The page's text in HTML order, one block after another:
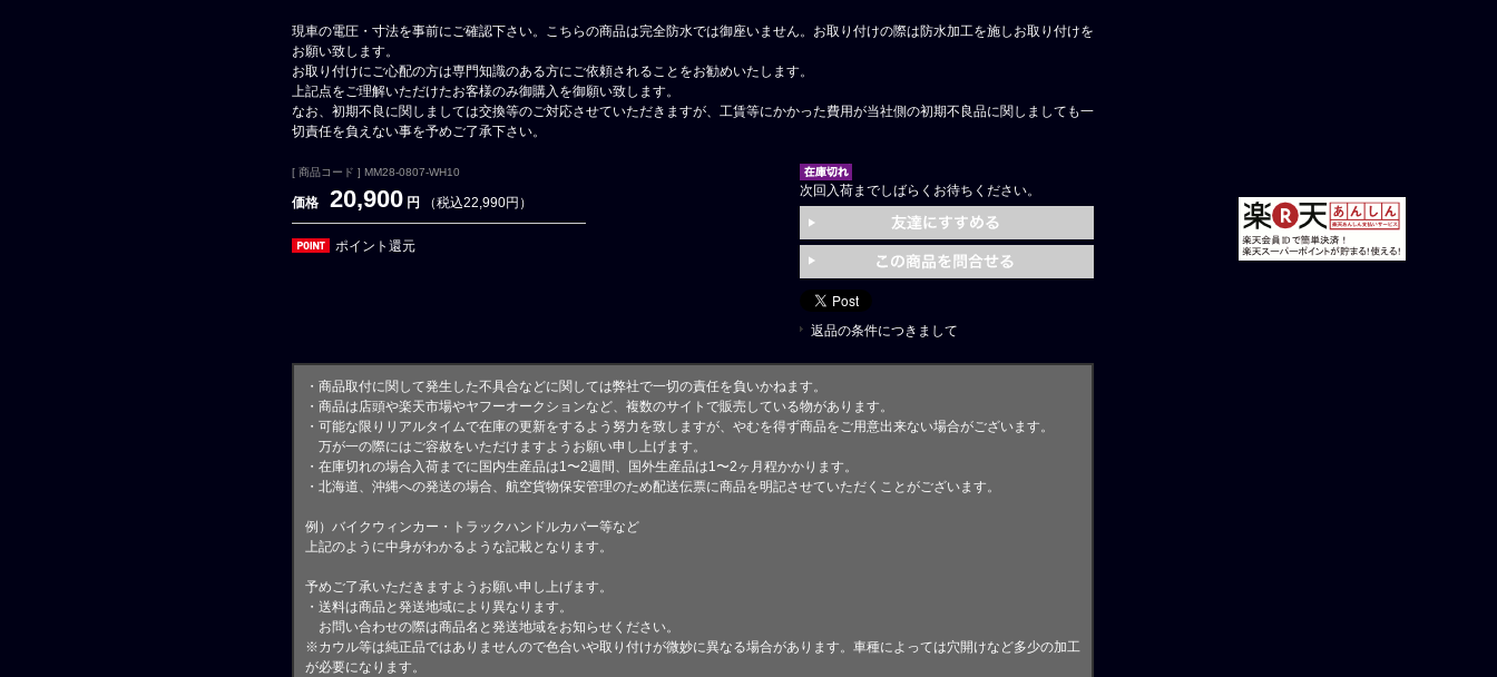
現車の電圧・寸法を事前にご確認下さい。こちらの商品は完全防水では御座いません。お取り付けの際は防水加工を施しお取り付けを
お願い致します。
お取り付けにご心配の方は専門知識のある方にご依頼されることをお勧めいたします。
上記点をご理解いただけたお客様のみ御購入を御願い致します。
なお、初期不良に関しましては交換等のご対応させていただきますが、工賃等にかかった費用が当社側の初期不良品に関しましても一
切責任を負えない事を予めご了承下さい。
[ 商品コード ] MM28-0807-WH10
価格 20,900 円 （税込22,990円）
ポイント還元
次回入荷までしばらくお待ちください。
返品の条件につきまして
・商品取付に関して発生した不具合などに関しては弊社で一切の責任を負いかねます。
・商品は店頭や楽天市場やヤフーオークションなど、複数のサイトで販売している物があります。
・可能な限りリアルタイムで在庫の更新をするよう努力を致しますが、やむを得ず商品をご用意出来ない場合がございます。
万が一の際にはご容赦をいただけますようお願い申し上げます。
・在庫切れの場合入荷までに国内生産品は1〜2週間、国外生産品は1〜2ヶ月程かかります。
・北海道、沖縄への発送の場合、航空貨物保安管理のため配送伝票に商品を明記させていただくことがございます。
例）バイクウィンカー・トラックハンドルカバー等など
上記のように中身がわかるような記載となります。
予めご了承いただきますようお願い申し上げます。
・送料は商品と発送地域により異なります。
お問い合わせの際は商品名と発送地域をお知らせください。
※カウル等は純正品ではありませんので色合いや取り付けが微妙に異なる場合があります。車種によっては穴開けなど多少の加工
が必要になります。